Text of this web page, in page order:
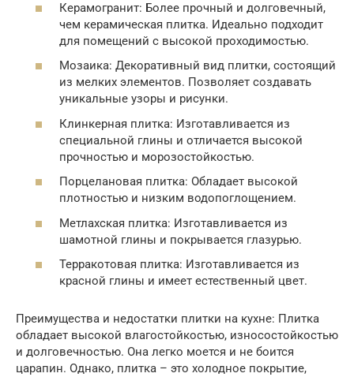
Керамогранит: Более прочный и долговечный,
чем керамическая плитка. Идеально подходит
для помещений с высокой проходимостью.
Мозаика: Декоративный вид плитки, состоящий
из мелких элементов. Позволяет создавать
уникальные узоры и рисунки.
Клинкерная плитка: Изготавливается из
специальной глины и отличается высокой
прочностью и морозостойкостью.
Порцелановая плитка: Обладает высокой
плотностью и низким водопоглощением.
Метлахская плитка: Изготавливается из
шамотной глины и покрывается глазурью.
Терракотовая плитка: Изготавливается из
красной глины и имеет естественный цвет.
Преимущества и недостатки плитки на кухне: Плитка
обладает высокой влагостойкостью, износостойкостью
и долговечностью. Она легко моется и не боится
царапин. Однако, плитка – это холодное покрытие,